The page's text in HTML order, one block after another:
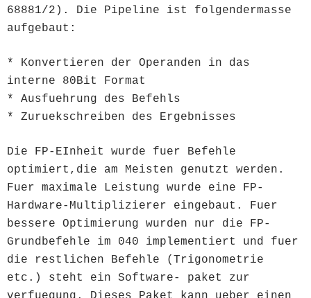
68881/2). Die Pipeline ist folgendermasse
aufgebaut:
* Konvertieren der Operanden in das
interne 80Bit Format
* Ausfuehrung des Befehls
* Zuruekschreiben des Ergebnisses
Die FP-EInheit wurde fuer Befehle
optimiert,die am Meisten genutzt werden.
Fuer maximale Leistung wurde eine FP-
Hardware-Multiplizierer eingebaut. Fuer
bessere Optimierung wurden nur die FP-
Grundbefehle im 040 implementiert und fuer
die restlichen Befehle (Trigonometrie
etc.) steht ein Software- paket zur